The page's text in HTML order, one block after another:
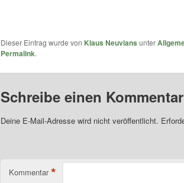
Dieser Eintrag wurde von Klaus Neuvians unter
Permalink.
Schreibe einen Kommentar
Deine E-Mail-Adresse wird nicht veröffentlicht.
Kommentar *